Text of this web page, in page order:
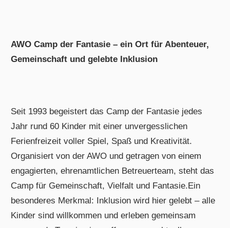
AWO Camp der Fantasie – ein Ort für Abenteuer,
Gemeinschaft und gelebte Inklusion
Seit 1993 begeistert das Camp der Fantasie jedes
Jahr rund 60 Kinder mit einer unvergesslichen
Ferienfreizeit voller Spiel, Spaß und Kreativität.
Organisiert von der AWO und getragen von einem
engagierten, ehrenamtlichen Betreuerteam, steht das
Camp für Gemeinschaft, Vielfalt und Fantasie.Ein
besonderes Merkmal: Inklusion wird hier gelebt – alle
Kinder sind willkommen und erleben gemeinsam